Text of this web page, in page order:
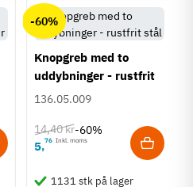
-60%
Knopgreb med to
uddybninger - rustfrit
stål
136.05.009
14,40 kr-60%
5,76 Inkl. moms
1131 stk på lager